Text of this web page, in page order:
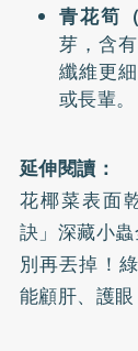
青花筍
芽，含
纖維更
或長輩。
延伸閱讀：
花椰菜表面
訣」深藏小
別再丟掉！
能顧肝、護眼